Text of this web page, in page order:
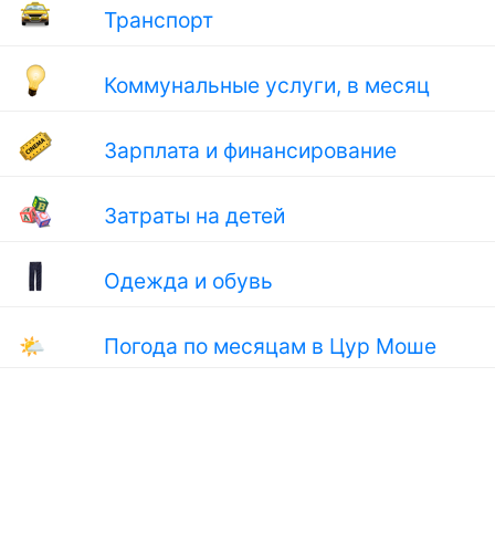
Транспорт
Коммунальные услуги, в месяц
Зарплата и финансирование
Затраты на детей
Одежда и обувь
🌤 Погода по месяцам в Цур Моше